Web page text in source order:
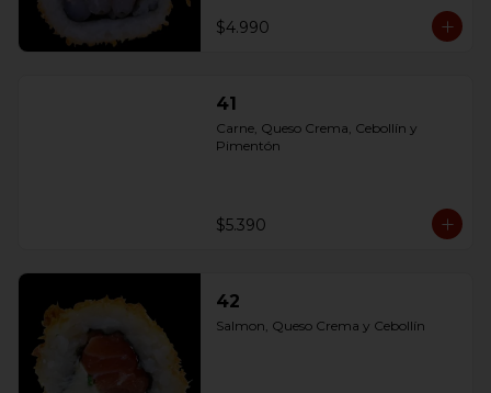
$4.990
41
Carne, Queso Crema, Cebollín y
Pimentón
$5.390
42
Salmon, Queso Crema y Cebollín